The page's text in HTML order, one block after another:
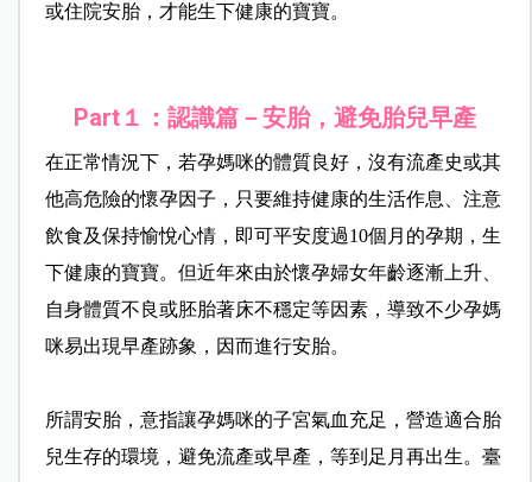
或住院安胎，才能生下健康的寶寶。
Part１：認識篇－安胎，避免胎兒早產
在正常情況下，若孕媽咪的體質良好，沒有流產史或其
他高危險的懷孕因子，只要維持健康的生活作息、注意
飲食及保持愉悅心情，即可平安度過10個月的孕期，生
下健康的寶寶。但近年來由於懷孕婦女年齡逐漸上升、
自身體質不良或胚胎著床不穩定等因素，導致不少孕媽
咪易出現早產跡象，因而進行安胎。
所謂安胎，意指讓孕媽咪的子宮氣血充足，營造適合胎
兒生存的環境，避免流產或早產，等到足月再出生。臺